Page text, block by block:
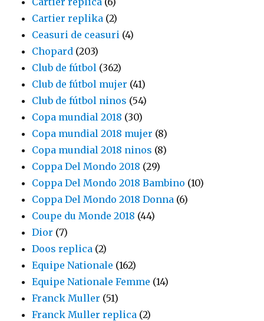
Cartier replika (2)
Ceasuri de ceasuri (4)
Chopard (203)
Club de fútbol (362)
Club de fútbol mujer (41)
Club de fútbol ninos (54)
Copa mundial 2018 (30)
Copa mundial 2018 mujer (8)
Copa mundial 2018 ninos (8)
Coppa Del Mondo 2018 (29)
Coppa Del Mondo 2018 Bambino (10)
Coppa Del Mondo 2018 Donna (6)
Coupe du Monde 2018 (44)
Dior (7)
Doos replica (2)
Equipe Nationale (162)
Equipe Nationale Femme (14)
Franck Muller (51)
Franck Muller replica (2)